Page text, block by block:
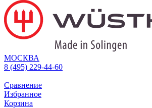
МОСКВА
8 (495) 229-44-60
Сравнение
Избранное
Корзина